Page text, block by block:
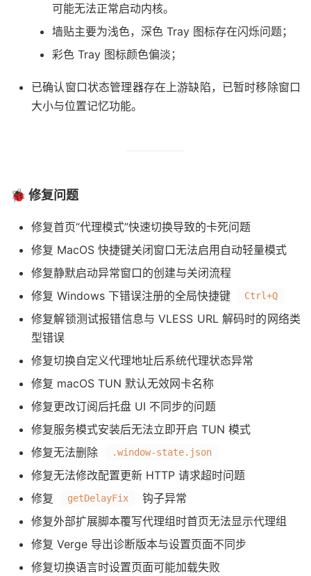
可能无法正常启动内核。
墙贴主要为浅色，深色 Tray 图标存在闪烁问题；
彩色 Tray 图标颜色偏淡；
已确认窗口状态管理器存在上游缺陷，已暂时移除窗口
大小与位置记忆功能。
🐞 修复问题
修复首页“代理模式”快速切换导致的卡死问题
修复 MacOS 快捷键关闭窗口无法启用自动轻量模式
修复静默启动异常窗口的创建与关闭流程
修复 Windows 下错误注册的全局快捷键
Ctrl+Q
修复解锁测试报错信息与 VLESS URL 解码时的网络类
型错误
修复切换自定义代理地址后系统代理状态异常
修复 macOS TUN 默认无效网卡名称
修复更改订阅后托盘 UI 不同步的问题
修复服务模式安装后无法立即开启 TUN 模式
修复无法删除
.window-state.json
修复无法修改配置更新 HTTP 请求超时问题
修复
getDelayFix
钩子异常
修复外部扩展脚本覆写代理组时首页无法显示代理组
修复 Verge 导出诊断版本与设置页面不同步
修复切换语言时设置页面可能加载失败